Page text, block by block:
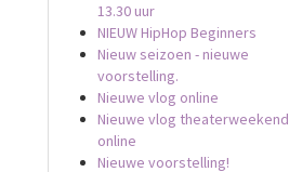
13.30 uur
NIEUW HipHop Beginners
Nieuw seizoen - nieuwe
voorstelling.
Nieuwe vlog online
Nieuwe vlog theaterweekend
online
Nieuwe voorstelling!